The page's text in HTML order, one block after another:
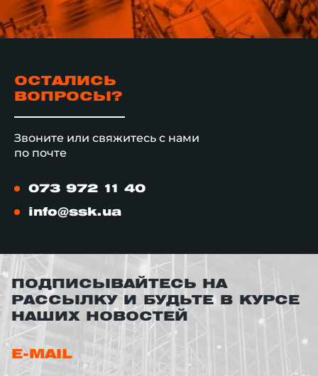
ОСТАЛИСЬ
ВОПРОСЫ?
Звоните или свяжитесь с нами
по почте
073 972 11 40
info@ssk.ua
ПОДПИСЫВАЙТЕСЬ НА
РАССЫЛКУ И БУДЬТЕ В КУРСЕ
НАШИХ НОВОСТЕЙ
E-MAIL